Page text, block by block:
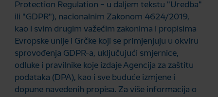
Protection Regulation – u daljem tekstu "Uredba"
ili "GDPR"), nacionalnim Zakonom 4624/2019,
kao i svim drugim važećim zakonima i propisima
Evropske unije i Grčke koji se primjenjuju u okviru
sprovođenja GDPR-a, uključujući smjernice,
odluke i pravilnike koje izdaje Agencija za zaštitu
podataka (DPA), kao i sve buduće izmjene i
dopune navedenih propisa. Za više informacija o